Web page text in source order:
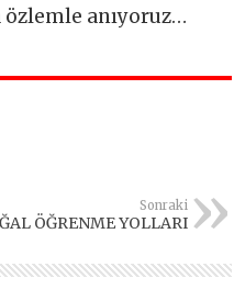
özlemle anıyoruz…
Sonraki
ÖĞRENME YOLLARI